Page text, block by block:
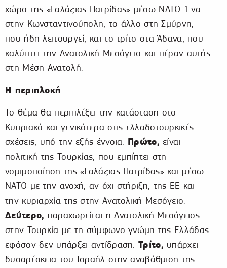
χώρο της «Γαλάζιας Πατρίδας» μέσω ΝΑΤΟ. Ένα
στην Κωνσταντινούπολη, το άλλο στη Σμύρνη,
που ήδη λειτουργεί, και το τρίτο στα Άδανα, που
καλύπτει την Ανατολική Μεσόγειο και πέραν αυτής
στη Μέση Ανατολή.
Η περιπλοκή
Το θέμα θα περιπλέξει την κατάσταση στο
Κυπριακό και γενικότερα στις ελλαδοτουρκικές
σχέσεις, υπό την εξής έννοια: Πρώτο, είναι
πολιτική της Τουρκίας, που εμπίπτει στη
νομιμοποίηση της «Γαλάζιας Πατρίδας» και μέσω
ΝΑΤΟ με την ανοχή, αν όχι στήριξη, της ΕΕ και
την κυριαρχία της στην Ανατολική Μεσόγειο.
Δεύτερο, παραχωρείται η Ανατολική Μεσόγειος
στην Τουρκία με τη σύμφωνο γνώμη της Ελλάδας
εφόσον δεν υπάρξει αντίδραση.Τρίτο, υπάρχει
δυσαρέσκεια του Ισραήλ στην αναβάθμιση της